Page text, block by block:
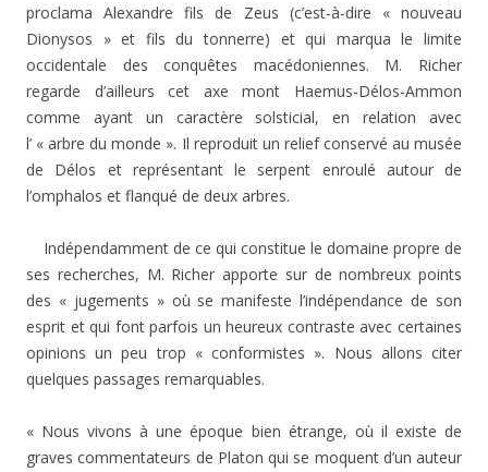
proclama Alexandre fils de Zeus (c’est-à-dire « nouveau
Dionysos » et fils du tonnerre) et qui marqua le limite
occidentale des conquêtes macédoniennes. M. Richer
regarde d’ailleurs cet axe mont Haemus-Délos-Ammon
comme ayant un caractère solsticial, en relation avec
l’ « arbre du monde ». Il reproduit un relief conservé au musée
de Délos et représentant le serpent enroulé autour de
l’omphalos et flanqué de deux arbres.
Indépendamment de ce qui constitue le domaine propre de
ses recherches, M. Richer apporte sur de nombreux points
des « jugements » où se manifeste l’indépendance de son
esprit et qui font parfois un heureux contraste avec certaines
opinions un peu trop « conformistes ». Nous allons citer
quelques passages remarquables.
« Nous vivons à une époque bien étrange, où il existe de
graves commentateurs de Platon qui se moquent d’un auteur